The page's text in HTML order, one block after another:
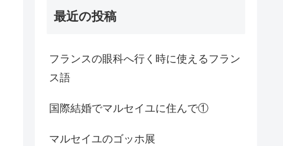
最近の投稿
フランスの眼科へ行く時に使えるフラン
ス語
国際結婚でマルセイユに住んで①
マルセイユのゴッホ展